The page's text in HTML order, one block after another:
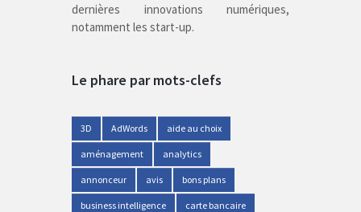
dernières innovations numériques,
notamment les start-up.
Le phare par mots-clefs
3D AdWords aide au choix
aménagement analytics
annonceur avis bons plans
business intelligence carte bancaire